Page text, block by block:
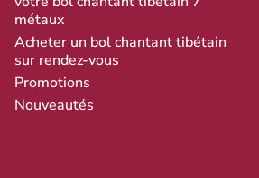
métaux
Acheter un bol chantant tibétain
sur rendez-vous
Promotions
Nouveautés